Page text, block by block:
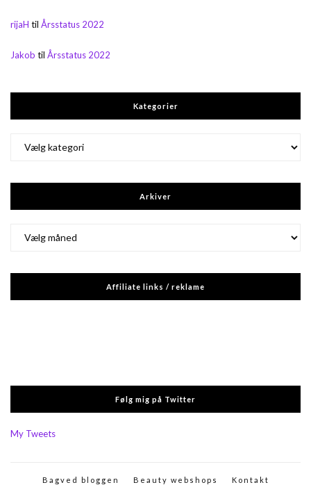
rijaH til Årsstatus 2022
Jakob til Årsstatus 2022
Kategorier
Arkiver
Affiliate links / reklame
Følg mig på Twitter
My Tweets
Bagved bloggen Beauty webshops Kontakt